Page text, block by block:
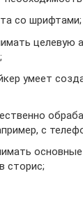
со шрифтами;
целевую
умеет
с
сторис;